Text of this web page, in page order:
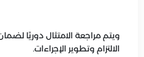
ويتم مراجعة الامتثال دوريًا
الالتزام وتطوير الإجراءات.